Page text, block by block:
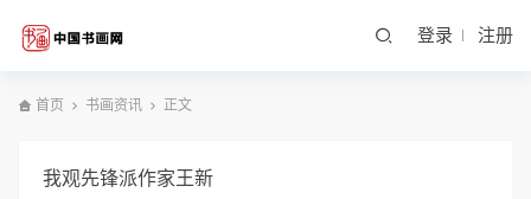
登录 注册
首页 书画资讯 正文
我观先锋派作家王新